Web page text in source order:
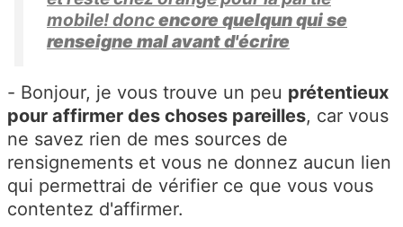
mobile! doncencore quelqun qui se
renseigne mal avant d'écrire
- Bonjour, je vous trouve un peu prétentieux
pour affirmer des choses pareilles, car vous
ne savez rien de mes sources de
rensignements et vous ne donnez aucun lien
qui permettrai de vérifier ce que vous vous
contentez d'affirmer.